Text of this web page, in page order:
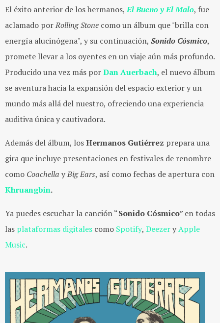
El éxito anterior de los hermanos,El Bueno y El Malo, fue
aclamado porRolling Stone como un álbum que "brilla con
energía alucinógena", y su continuación, Sonido Cósmico,
promete llevar a los oyentes en un viaje aún más profundo.
Producido una vez más porDan Auerbach, el nuevo álbum
se aventura hacia la expansión del espacio exterior y un
mundo más allá del nuestro, ofreciendo una experiencia
auditiva única y cautivadora.
Además del álbum, losHermanos Gutiérrez prepara una
gira que incluye presentaciones en festivales de renombre
como Coachella yBig Ears, así como fechas de apertura con
Khruangbin.
Ya puedes escuchar la canción “Sonido Cósmico” en todas
las plataformas digitales como Spotify, DeezeryApple
Music.